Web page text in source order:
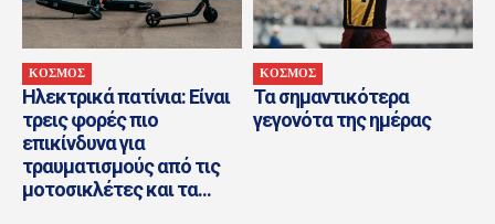
ΚΟΣΜΟΣ
Ηλεκτρικά πατίνια: Είναι
τρεις φορές πιο
επικίνδυνα για
τραυματισμούς από τις
μοτοσικλέτες και τα...
ΚΟΣΜΟΣ
Τα σημαντικότερα
γεγονότα της ημέρας